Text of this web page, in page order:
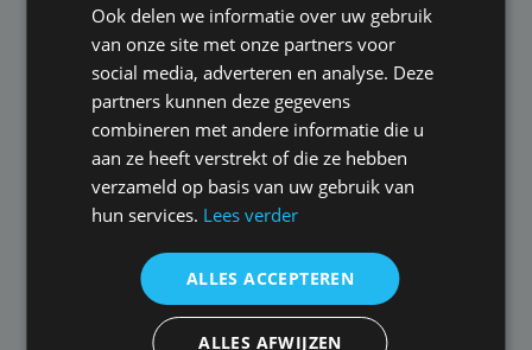
liefdadigheidsorganisatie
lifecoach
maatschappelijk werker
mediator
mentor (geen NBPM lid)
modellenbureau
onderwijskundige
pedagoog
personal assistant
recherchebureau / prive detective
reisbureau (géén verzekeringen/ touroperator)
Ook delen we informatie over uw gebruik
van onze site met onze partners voor
social media, adverteren en analyse. Deze
partners kunnen deze gegevens
combineren met andere informatie die u
aan ze heeft verstrekt of die ze hebben
verzameld op basis van uw gebruik van
hun services. Lees verder
ALLES ACCEPTEREN
ALLES AFWIJZEN